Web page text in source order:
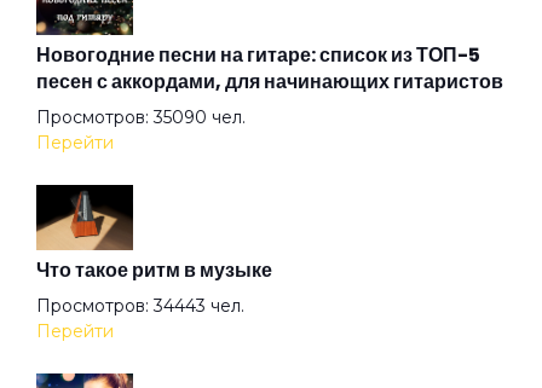
Up In Smoke
Winter
XXII-й век
Акуна матата
Новогодние песни на гитаре: список из ТОП-5
песен с аккордами, для начинающих гитаристов
Просмотров: 35090 чел.
Перейти
Что такое ритм в музыке
Просмотров: 34443 чел.
Перейти